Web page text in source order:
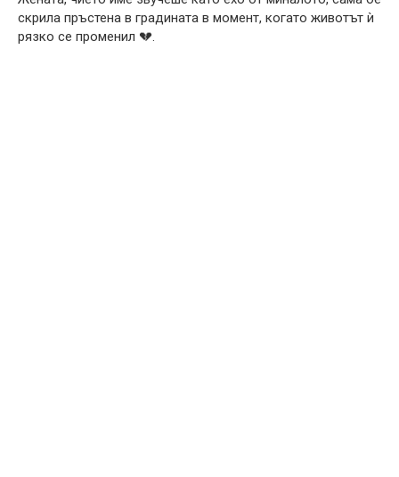
скрила пръстена в градината в момент, когато животът ѝ
рязко се променил 💔.